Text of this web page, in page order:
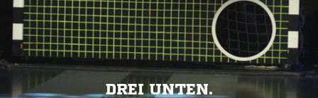
DREI UNTEN.